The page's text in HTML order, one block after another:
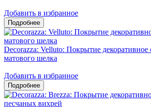
Добавить в избранное
Decorazza: Velluto: Покрытие декоративное
матового шелка
Добавить в избранное